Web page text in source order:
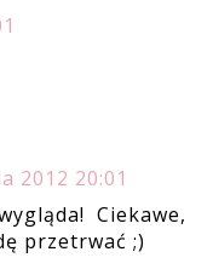
2012 20:01
Ciekawe,
przetrwać ;)